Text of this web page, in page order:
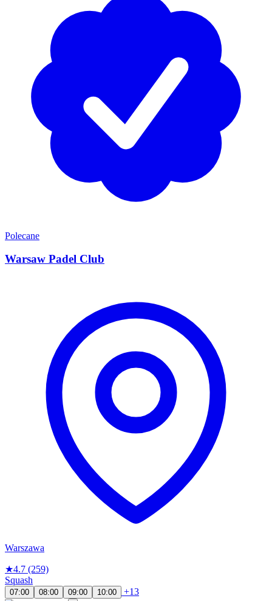
Polecane
Warsaw Padel Club
Warszawa
★4.7 (259)
Squash
07:00 08:00 09:00 10:00
+13